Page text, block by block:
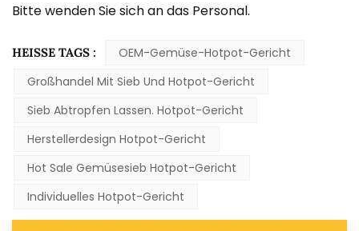
Bitte wenden Sie sich an das Personal.
HEISSE TAGS :
OEM-Gemüse-Hotpot-Gericht
Großhandel Mit Sieb Und Hotpot-Gericht
Sieb Abtropfen Lassen. Hotpot-Gericht
Herstellerdesign Hotpot-Gericht
Hot Sale Gemüsesieb Hotpot-Gericht
Individuelles Hotpot-Gericht